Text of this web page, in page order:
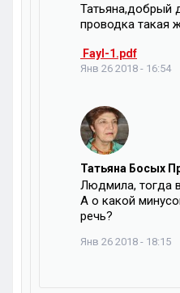
Татьяна,добрый
проводка такая
Fayl-1.pdf
Янв 26 2018 - 16:54
Татьяна Босых
Людмила, тогда
А о какой
речь?
Янв 26 2018 - 18:15